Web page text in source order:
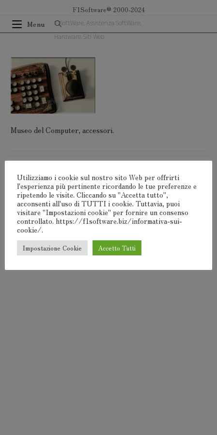
contenuto
F1Software® 2000-2024
Menu
F1SoftWare, Assistenza SoftWare,
Hardware, Siti Web
Museo del Computer, accessori.
Lascia Un Commento
Deviconnettertiper pubblicare un commento.
F1Software® 2000-2024
Utilizziamo i cookie sul nostro sito Web per offrirti
l'esperienza più pertinente ricordando le tue preferenze e
ripetendo le visite. Cliccando su "Accetta tutto",
acconsenti all'uso di TUTTI i cookie. Tuttavia, puoi
visitare "Impostazioni cookie" per fornire un consenso
controllato. https://f1software.biz/informativa-sui-
cookie/.
Impostazione Cookie Accetto Tutti